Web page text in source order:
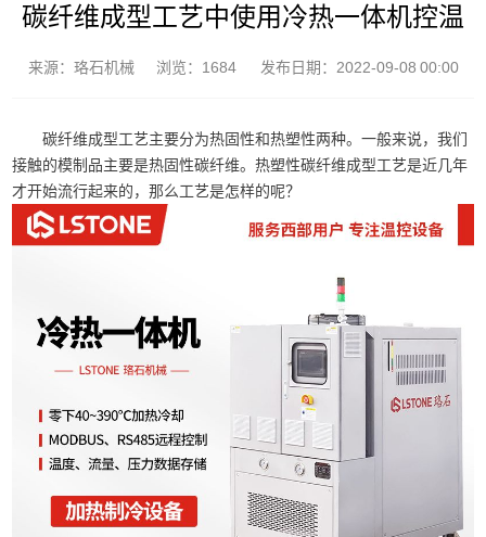
碳纤维成型工艺中使用冷热一体机控温
来源：珞石机械 浏览：1684 发布日期：2022-09-08 00:00
碳纤维成型工艺主要分为热固性和热塑性两种。一般来说，我们
接触的模制品主要是热固性碳纤维。热塑性碳纤维成型工艺是近几年
才开始流行起来的，那么工艺是怎样的呢？